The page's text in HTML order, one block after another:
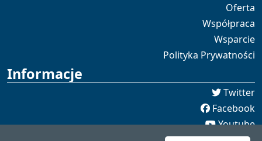
Oferta
Współpraca
Wsparcie
Polityka Prywatności
Informacje
Twitter
Facebook
Youtube